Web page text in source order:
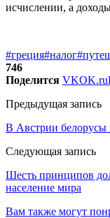
исчислении, а
#греция#налог
746
Поделится VKOK.ru
Предыдущая запись
В Австрии белорусы
Следующая запись
Шесть принципов
население мира
Вам также могут